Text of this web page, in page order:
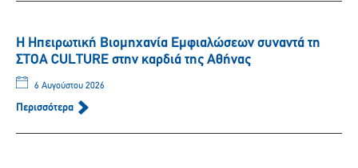
Η Ηπειρωτική Βιομηχανία Εμφιαλώσεων συναντά τη
ΣΤΟΑ CULTURE στην καρδιά της Αθήνας
6 Αυγούστου 2026
Περισσότερα